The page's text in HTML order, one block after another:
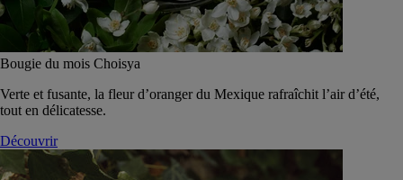
Bougie du mois Choisya
Verte et fusante, la fleur d’oranger du Mexique rafraîchit l’air d’été,
tout en délicatesse.
Découvrir